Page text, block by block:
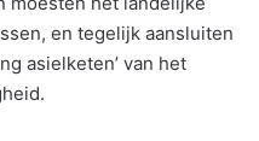
en tegelijk aansluiten
asielketen’ van het